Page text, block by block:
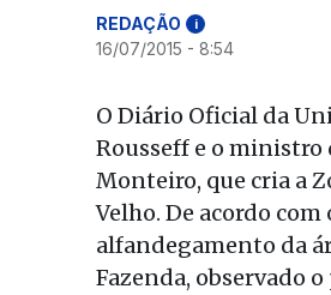
REDAÇÃO i
16/07/2015 - 8:54
O Diário Oficial da
Rousseff e o
Monteiro, que cria a
Velho. De acordo
alfandegamento da
Fazenda, observado